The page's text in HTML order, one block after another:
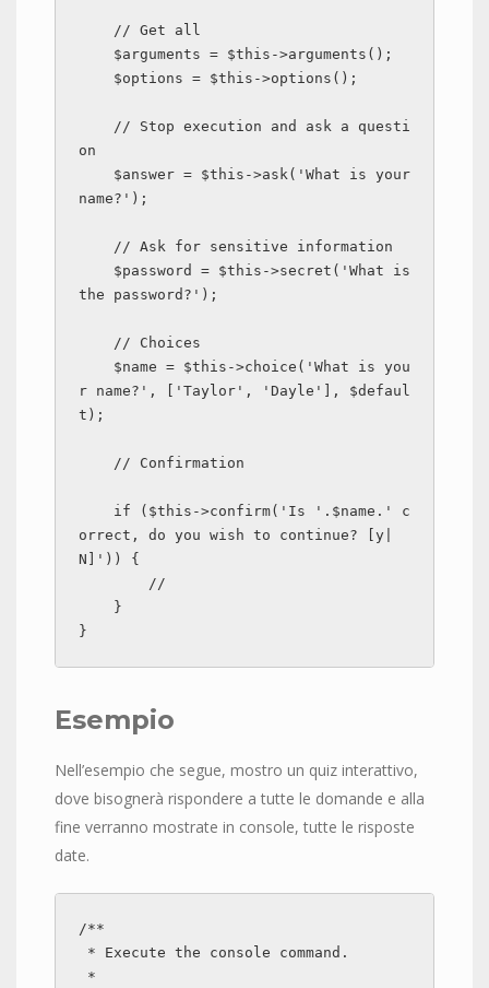
on
name?');
the password?');
r name?', ['Taylor', 'Dayle'], $defaul
t);
orrect, do you wish to continue? [y|
N]')) {
}
Esempio
Nell’esempio che segue, mostro un quiz interattivo,
dove bisognerà rispondere a tutte le domande e alla
fine verranno mostrate in console, tutte le risposte
date.
/**